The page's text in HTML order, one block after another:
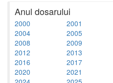
Anul dosarului
2000 2001
2004
2005
2008
2009
2012
2013
2016
2017
2020
2021